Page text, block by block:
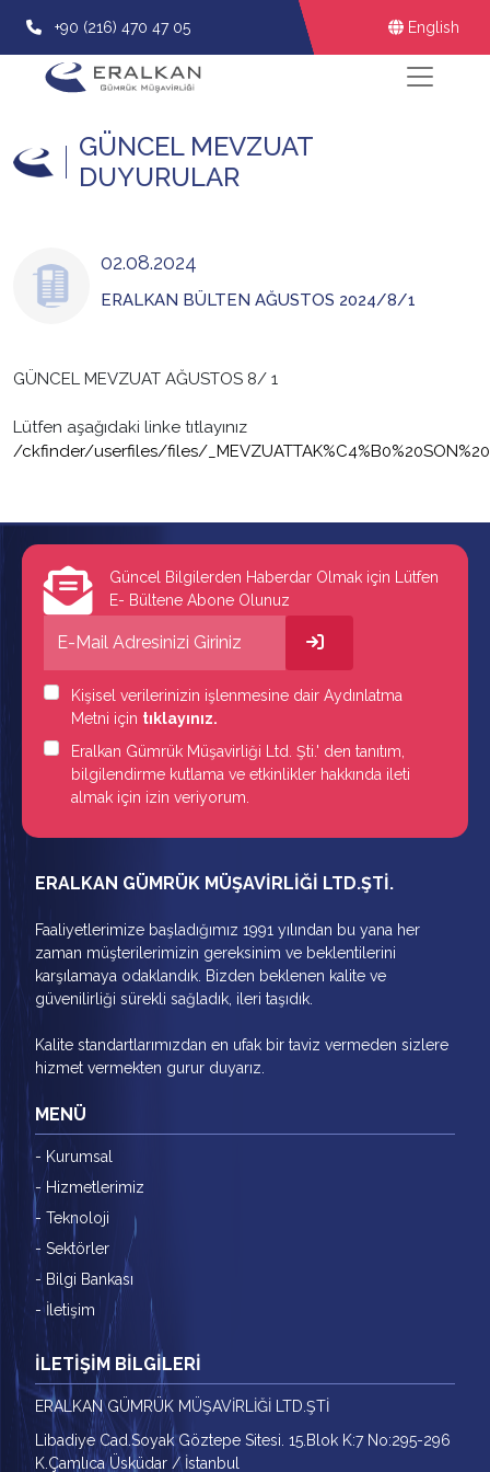
+90 (216) 470 47 05 English
GÜNCEL MEVZUAT
DUYURULAR
02.08.2024
ERALKAN BÜLTEN AĞUSTOS 2024/8/1
GÜNCEL MEVZUAT AĞUSTOS 8/ 1
Lütfen aşağıdaki linke tıtlayınız
/ckfinder/userfiles/files/
Güncel Bilgilerden Haberdar Olmak için Lütfen
E- Bültene Abone Olunuz
Kişisel verilerinizin işlenmesine dair Aydınlatma
Metni için tıklayınız.
Eralkan Gümrük Müşavirliği Ltd. Şti.' den tanıtım,
bilgilendirme kutlama ve etkinlikler hakkında ileti
almak için izin veriyorum.
ERALKAN GÜMRÜK MÜŞAVİRLİĞİ LTD.ŞTİ.
Faaliyetlerimize başladığımız 1991 yılından bu yana her
zaman müşterilerimizin gereksinim ve beklentilerini
karşılamaya odaklandık. Bizden beklenen kalite ve
güvenilirliği sürekli sağladık, ileri taşıdık.
Kalite standartlarımızdan en ufak bir taviz vermeden sizlere
hizmet vermekten gurur duyarız.
MENÜ
- Kurumsal
- Hizmetlerimiz
- Teknoloji
- Sektörler
- Bilgi Bankası
- İletişim
İLETİŞİM BİLGİLERİ
ERALKAN GÜMRÜK MÜŞAVİRLİĞİ LTD.ŞTİ
Libadiye Cad.Soyak Göztepe Sitesi. 15.Blok K:7 No:295-296
K.Çamlıca Üsküdar / İstanbul